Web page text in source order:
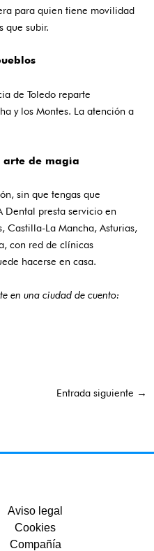
para quien tiene movilidad
que subir.
de Toledo reparte
y los Montes. La atención a
arte de magia
sin que tengas que
Dental presta servicio en
Castilla-La Mancha, Asturias,
con red de clínicas
hacerse en casa.
en una ciudad de cuento:
Entrada siguiente →
Aviso legal
Cookies
Compañía